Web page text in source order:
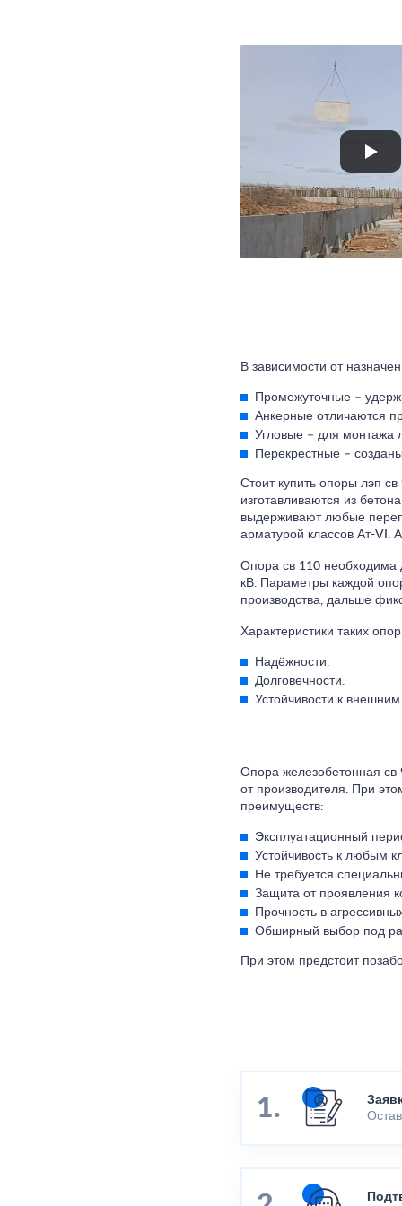
В зависимости от
Промежуточные –
Анкерные отличаются
Угловые – для монтажа
Перекрестные –
Стоит купить опоры лэп
изготавливаются из
выдерживают любые
арматурой классов Ат-VI,
Опора св 110
кВ. Параметры каждой
производства, дальше
Характеристики таких
Надёжности.
Долговечности.
Устойчивости к
Опора железобетонная св
от производителя. При
преимуществ:
Эксплуатационный
Устойчивость к любым
Не требуется
Защита от проявления
Прочность в
Обширный выбор под
При этом предстоит